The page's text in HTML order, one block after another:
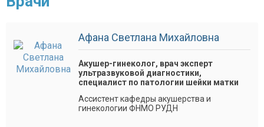
Афана Светлана Михайловна
Акушер-гинеколог, врач эксперт
ультразвуковой диагностики,
специалист по патологии шейки матки
Ассистент кафедры акушерства и
гинекологии ФНМО РУДН